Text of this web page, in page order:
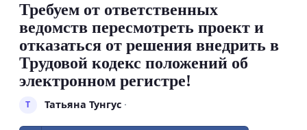
Требуем от ответственных
ведомств пересмотреть проект и
отказаться от решения внедрить в
Трудовой кодекс положений об
электронном регистре!
Т Татьяна Тунгус·